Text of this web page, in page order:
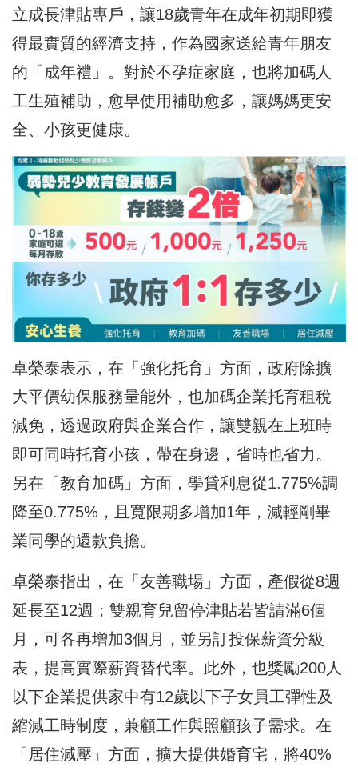
立成長津貼專戶，讓18歲青年在成年初期即獲
得最實質的經濟支持，作為國家送給青年朋友
的「成年禮」。對於不孕症家庭，也將加碼人
工生殖補助，愈早使用補助愈多，讓媽媽更安
全、小孩更健康。
卓榮泰表示，在「強化托育」方面，政府除擴
大平價幼保服務量能外，也加碼企業托育租稅
減免，透過政府與企業合作，讓雙親在上班時
即可同時托育小孩，帶在身邊，省時也省力。
另在「教育加碼」方面，學貸利息從1.775%調
降至0.775%，且寬限期多增加1年，減輕剛畢
業同學的還款負擔。
卓榮泰指出，在「友善職場」方面，產假從8週
延長至12週；雙親育兒留停津貼若皆請滿6個
月，可各再增加3個月，並另訂投保薪資分級
表，提高實際薪資替代率。此外，也獎勵200人
以下企業提供家中有12歲以下子女員工彈性及
縮減工時制度，兼顧工作與照顧孩子需求。在
「居住減壓」方面，擴大提供婚育宅，將40%